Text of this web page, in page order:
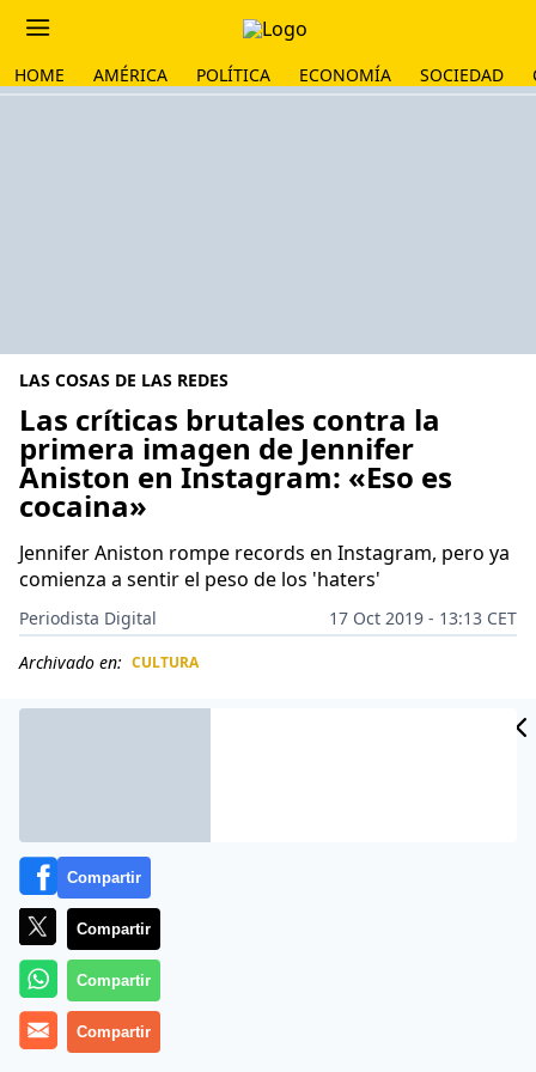
HOME AMÉRICA POLÍTICA ECONOMÍA SOCIEDAD
LAS COSAS DE LAS REDES
Las críticas brutales contra la
primera imagen de Jennifer
Aniston en Instagram: «Eso es
cocaina»
Jennifer Aniston rompe records en Instagram, pero ya
comienza a sentir el peso de los 'haters'
Periodista Digital
17 Oct 2019 - 13:13 CET
Archivado en: CULTURA
Más información
Compartir
Compartir
Compartir
Compartir